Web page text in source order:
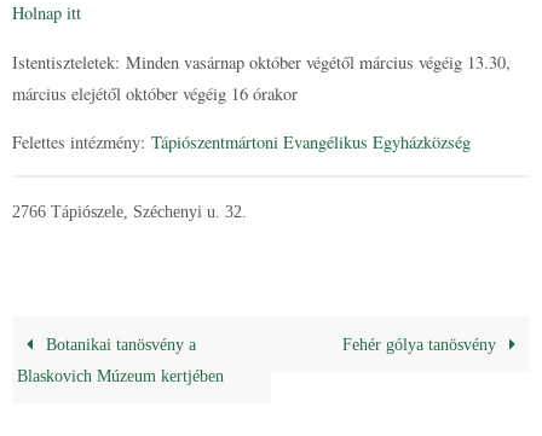
Holnap itt
Istentiszteletek: Minden vasárnap október végétől március végéig 13.30,
március elejétől október végéig 16 órakor
Felettes intézmény: Tápiószentmártoni Evangélikus Egyházközség
2766 Tápiószele, Széchenyi u. 32.
Botanikai tanösvény a
Blaskovich Múzeum kertjében
Fehér gólya tanösvény